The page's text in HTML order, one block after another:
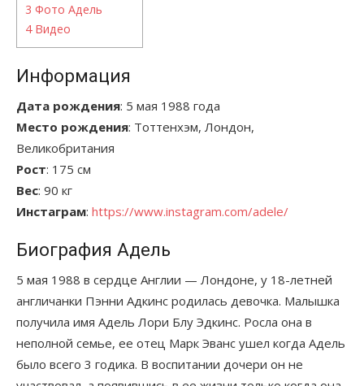
3 Фото Адель
4Видео
Информация
Дата рождения: 5 мая 1988 года
Место рождения: Тоттенхэм, Лондон,
Великобритания
Рост: 175 см
Вес: 90 кг
Инстаграм: https://www.instagram.com/adele/
Биография Адель
5 мая 1988 в сердце Англии — Лондоне, у 18-летней
англичанки Пэнни Адкинс родилась девочка. Малышка
получила имя Адель Лори Блу Эдкинс. Росла она в
неполной семье, ее отец Марк Эванс ушел когда Адель
было всего 3 годика. В воспитании дочери он не